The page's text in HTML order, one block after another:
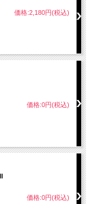
価格:2,180円(税込)
価格:0円(税込)
価格:0円(税込)